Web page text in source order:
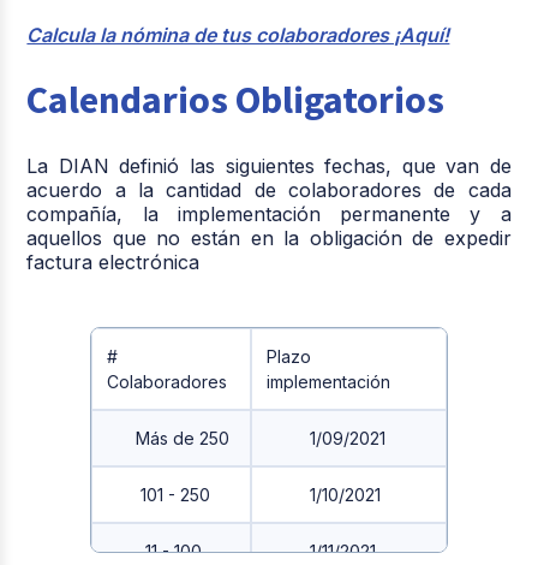
Calcula la nómina de tus colaboradores ¡Aquí!
Calendarios Obligatorios
La DIAN definió las siguientes fechas, que van de
acuerdo a la cantidad de colaboradores de cada
compañía, la implementación permanente y a
aquellos que no están en la obligación de expedir
factura electrónica
#
Colaboradores
Plazo
implementación
Más de 250 1/09/2021
101 - 250 1/10/2021
11 - 100 1/11/2021